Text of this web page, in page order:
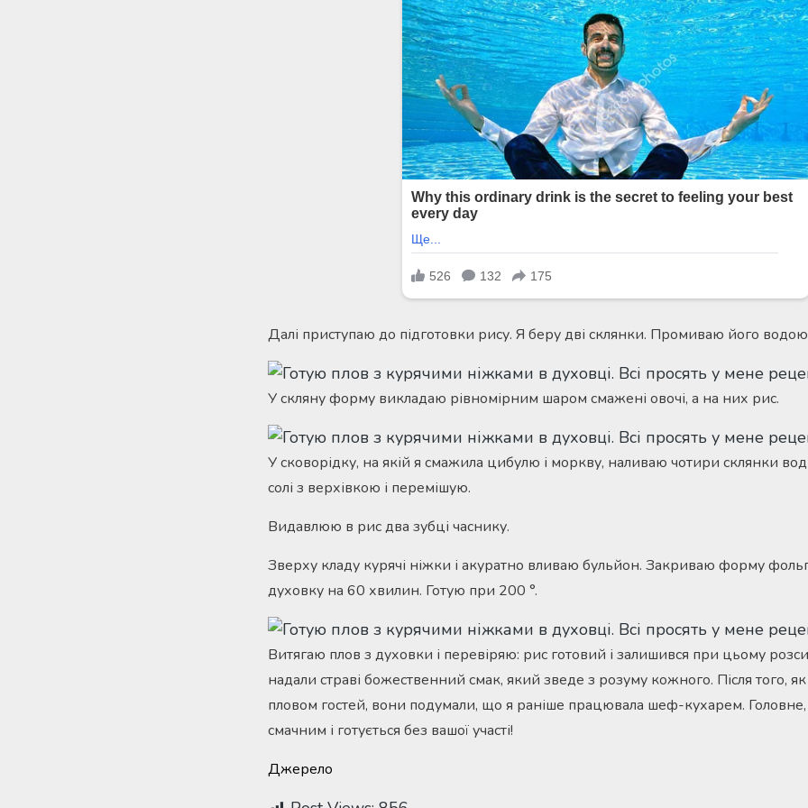
Далі приступаю до підготовки рису. Я беру дві склянки. Промиваю його
У скляну форму викладаю рівномірним шаром смажені овочі, а на них рис.
У сковорідку, на якій я смажила цибулю і моркву, наливаю чотири склянки
солі з верхівкою і перемішую.
Видавлюю в рис два зубці часнику.
Зверху кладу курячі ніжки і акуратно вливаю бульйон. Закриваю форму
духовку на 60 хвилин. Готую при 200 °.
Витягаю плов з духовки і перевіряю: рис готовий і залишився при цьому
надали страві божественний смак, який зведе з розуму кожного. Після того,
пловом гостей, вони подумали, що я раніше працювала шеф-кухарем.
смачним і готується без вашої участі!
Джерело